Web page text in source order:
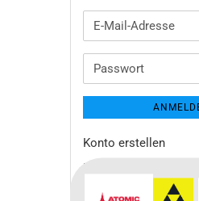
E-
Mail-
Passwort
Konto erstellen
Passwort vergessen?